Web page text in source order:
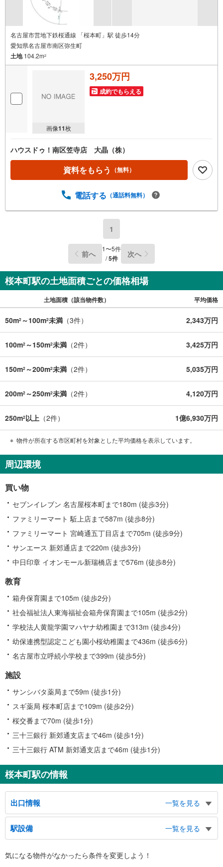
名古屋市営地下鉄桜通線 「桜本町」駅 徒歩14分
愛知県名古屋市南区弥生町
土地104.2m2
画像11枚
3,250万円
成約でもらえる
ハウスドゥ！南区笠寺店 大晶（株）
資料をもらう （無料）
電話する （通話料無料）
1
前へ 1〜5件
/5件 次へ
桜本町駅の土地面積ごとの価格相場
土地面積（該当物件数） 平均価格
50m2 ～100m2未満 （3件） 2,343万円
100m2 ～150m2未満 （2件） 3,425万円
150m2 ～200m2未満 （2件） 5,035万円
200m2 ～250m2未満 （2件） 4,120万円
250m2以上 （2件） 1億6,930万円
物件が所在する市区町村を対象とした平均価格を表示しています。
周辺環境
買い物
セブンイレブン 名古屋桜本町まで180m (徒歩3分)
ファミリーマート 駈上店まで587m (徒歩8分)
ファミリーマート 宮崎通五丁目店まで705m (徒歩9分)
サンエース 新郊通店まで220m (徒歩3分)
中日印章 イオンモール新瑞橋店まで576m (徒歩8分)
教育
箱舟保育園まで105m (徒歩2分)
社会福祉法人東海福祉会箱舟保育園まで105m (徒歩2分)
学校法人黄龍学園マハヤナ幼稚園まで313m (徒歩4分)
幼保連携型認定こども園小桜幼稚園まで436m (徒歩6分)
名古屋市立呼続小学校まで399m (徒歩5分)
施設
サンシバタ薬局まで59m (徒歩1分)
スギ薬局 桜本町店まで109m (徒歩2分)
桜交番まで70m (徒歩1分)
三十三銀行 新郊通支店まで46m (徒歩1分)
三十三銀行 ATM 新郊通支店まで46m (徒歩1分)
桜本町駅の情報
出口情報
一覧を見る
１出口
市バス １・３番のりば（新郊通３丁目）、菊住小学校、桜ビル、桜台１・２
丁目、駈上１・２丁目、鳥栖１・２丁目、外山１・２丁目
２出口
駅設備
一覧を見る
※段差なしでの移動経路
気になる物件がなかったら条件を変更しよう！